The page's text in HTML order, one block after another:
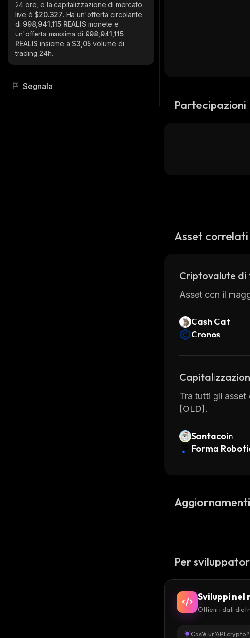
24 ore, e la capitalizzazione di mercato
live è $20.327. Ha un'offerta circolante
di 998,941,115 REALIS monete e
un'offerta massima di 998,941,115
REALIS insieme a $3,05 volume di
trading 24h.
Segnala
Partecipazioni
Asset correlati
Criptovalute di
Asset con il
Cash Cat
Cronos
Tra tutti gli asset
[OLD].
Santacoin
Forma
Per
Sviluppi nel
Ottieni i dati
Cos'è un'API crypto?